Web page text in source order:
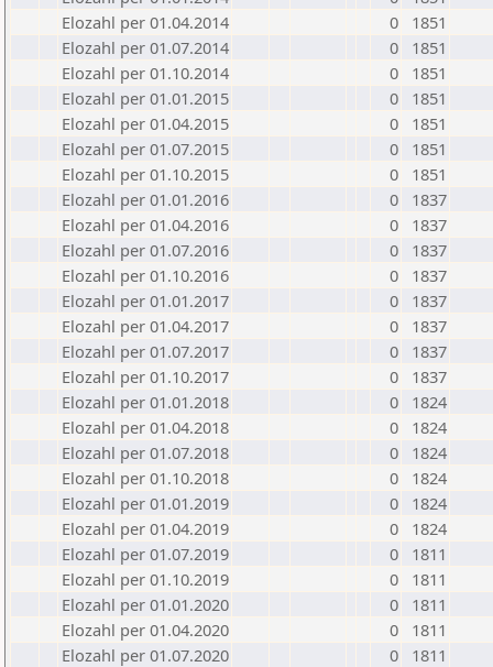
Elozahl per 01.04.2014
0
1851
Elozahl per 01.07.2014
0
1851
Elozahl per 01.10.2014
0
1851
Elozahl per 01.01.2015
0
1851
Elozahl per 01.04.2015
0
1851
Elozahl per 01.07.2015
0
1851
Elozahl per 01.10.2015
0
1851
Elozahl per 01.01.2016
0
1837
Elozahl per 01.04.2016
0
1837
Elozahl per 01.07.2016
0
1837
Elozahl per 01.10.2016
0
1837
Elozahl per 01.01.2017
0
1837
Elozahl per 01.04.2017
0
1837
Elozahl per 01.07.2017
0
1837
Elozahl per 01.10.2017
0
1837
Elozahl per 01.01.2018
0
1824
Elozahl per 01.04.2018
0
1824
Elozahl per 01.07.2018
0
1824
Elozahl per 01.10.2018
0
1824
Elozahl per 01.01.2019
0
1824
Elozahl per 01.04.2019
0
1824
Elozahl per 01.07.2019
0
1811
Elozahl per 01.10.2019
0
1811
Elozahl per 01.01.2020
0
1811
Elozahl per 01.04.2020
0
1811
Elozahl per 01.07.2020
0
1811